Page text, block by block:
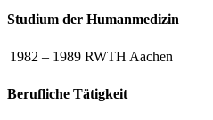
Studium der Humanmedizin
1982 – 1989 RWTH Aachen
Berufliche Tätigkeit